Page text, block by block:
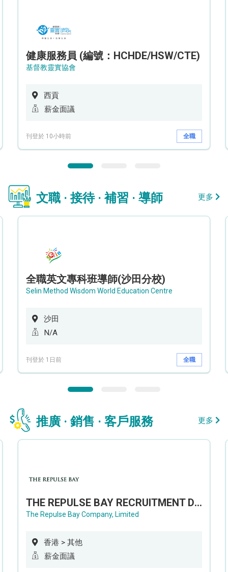
健康服務員 (編號：HCHDE/HSW/CTE)
基督教靈實協會
西貢
薪金面議
刊登於 10小時前 全職
文職 · 接待 · 補習 · 導師 更多
全職英文專科班導師(沙田分校)
Selin Method Wisdom World Education Centre
沙田
N/A
刊登於 1日前 全職
推廣 · 銷售 · 客戶服務 更多
THE REPULSE BAY RECRUITMENT DAY 淺水灣影灣園人才招聘會
The Repulse Bay Company, Limited
香港 > 其他
薪金面議